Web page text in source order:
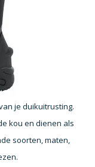
je duikuitrusting.
kou en dienen als
soorten, maten,